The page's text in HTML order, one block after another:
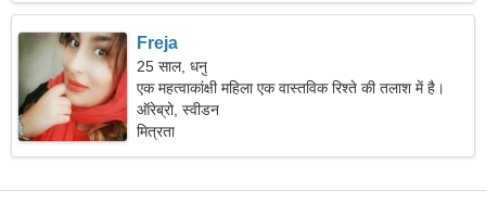
Freja
25 साल, धनु
एक महत्वाकांक्षी महिला एक वास्तविक रिश्ते की तलाश में है।
ऑरेब्रो, स्वीडन
मित्रता